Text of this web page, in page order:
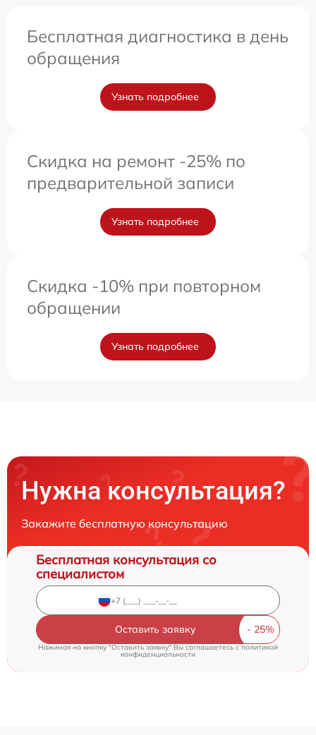
Бесплатная диагностика в день
обращения
Узнать подробнее
Скидка на ремонт -25% по
предварительной записи
Узнать подробнее
Скидка -10% при повторном
обращении
Узнать подробнее
Нужна консультация?
Закажите бесплатную консультацию
Бесплатная консультация со
специалистом
Оставить заявку
Нажимая на кнопку "Оставить заявку" Вы соглашаетесь cполитикой
конфиденциальности